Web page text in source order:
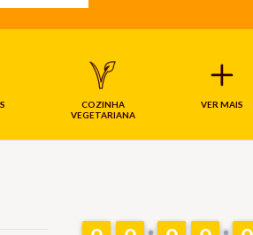
COZINHA
VEGETARIANA
VER MAIS